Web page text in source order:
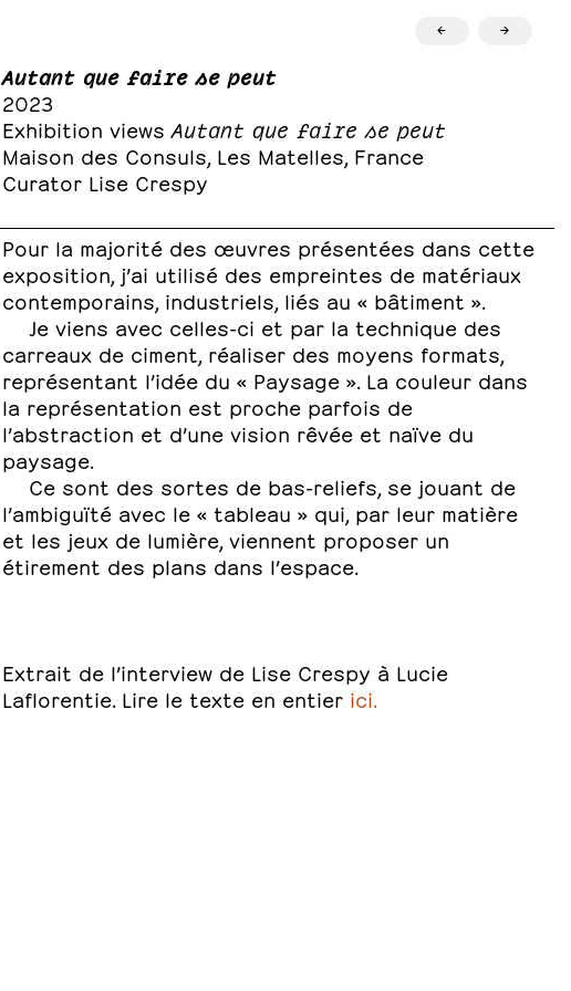
← →
Autant que faire se peut
2023
Exhibition views Autant que faire se peut
Maison des Consuls, Les Matelles, France
Curator Lise Crespy
Pour la majorité des œuvres présentées dans cette
exposition, j’ai utilisé des empreintes de matériaux
contemporains, industriels, liés au « bâtiment ».
Je viens avec celles-ci et par la technique des
carreaux de ciment, réaliser des moyens formats,
représentant l’idée du « Paysage ». La couleur dans
la représentation est proche parfois de
l’abstraction et d’une vision rêvée et naïve du
paysage.
Ce sont des sortes de bas-reliefs, se jouant de
l’ambiguïté avec le « tableau » qui, par leur matière
et les jeux de lumière, viennent proposer un
étirement des plans dans l’espace.
Extrait de l’interview de Lise Crespy à Lucie
Laflorentie. Lire le texte en entier ici.